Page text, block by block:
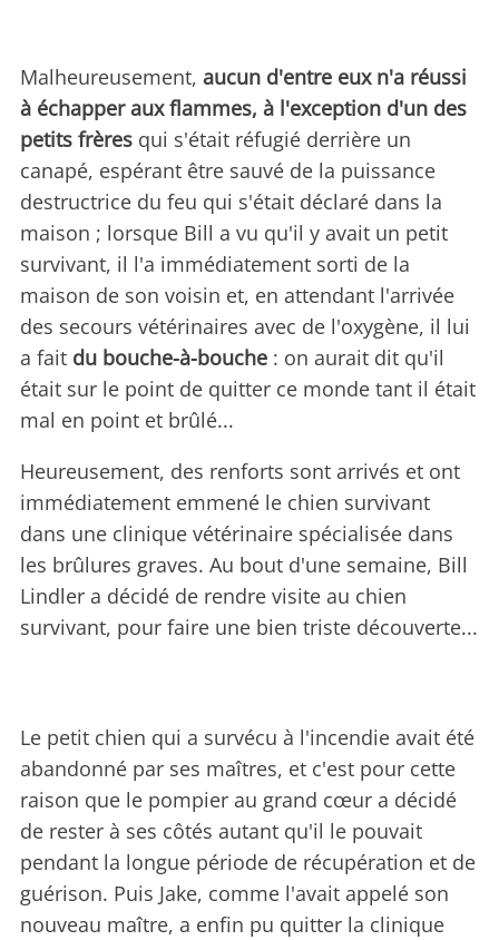
Malheureusement, aucun d'entre eux n'a réussi
à échapper aux flammes, à l'exception d'un des
petits frères qui s'était réfugié derrière un
canapé, espérant être sauvé de la puissance
destructrice du feu qui s'était déclaré dans la
maison ; lorsque Bill a vu qu'il y avait un petit
survivant, il l'a immédiatement sorti de la
maison de son voisin et, en attendant l'arrivée
des secours vétérinaires avec de l'oxygène, il lui
a fait du bouche-à-bouche : on aurait dit qu'il
était sur le point de quitter ce monde tant il était
mal en point et brûlé...
Heureusement, des renforts sont arrivés et ont
immédiatement emmené le chien survivant
dans une clinique vétérinaire spécialisée dans
les brûlures graves. Au bout d'une semaine, Bill
Lindler a décidé de rendre visite au chien
survivant, pour faire une bien triste découverte...
Le petit chien qui a survécu à l'incendie avait été
abandonné par ses maîtres, et c'est pour cette
raison que le pompier au grand cœur a décidé
de rester à ses côtés autant qu'il le pouvait
pendant la longue période de récupération et de
guérison. Puis Jake, comme l'avait appelé son
nouveau maître, a enfin pu quitter la clinique